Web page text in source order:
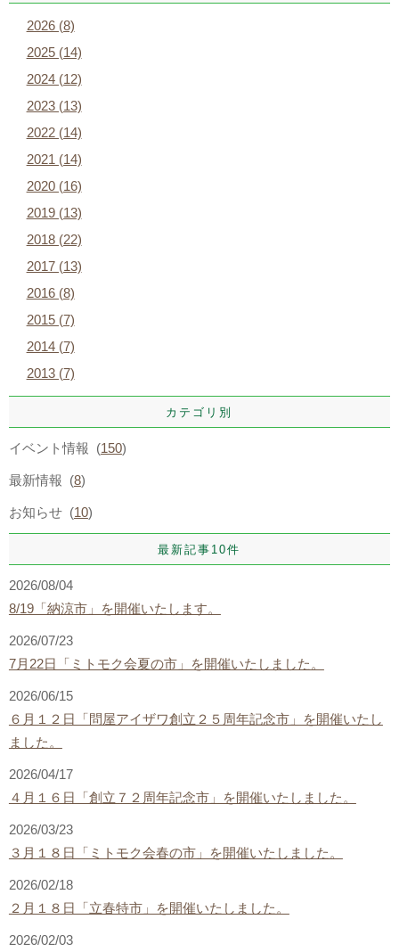
2026 (8)
2025 (14)
2024 (12)
2023 (13)
2022 (14)
2021 (14)
2020 (16)
2019 (13)
2018 (22)
2017 (13)
2016 (8)
2015 (7)
2014 (7)
2013 (7)
カテゴリ別
イベント情報 (150)
最新情報 (8)
お知らせ (10)
最新記事10件
2026/08/04
8/19「納涼市」を開催いたします。
2026/07/23
7月22日「ミトモク会夏の市」を開催いたしました。
2026/06/15
６月１２日「問屋アイザワ創立２５周年記念市」を開催いたし
ました。
2026/04/17
４月１６日「創立７２周年記念市」を開催いたしました。
2026/03/23
３月１８日「ミトモク会春の市」を開催いたしました。
2026/02/18
２月１８日「立春特市」を開催いたしました。
2026/02/03